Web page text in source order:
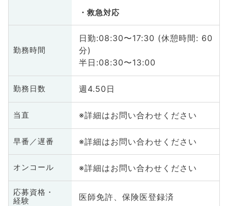
救急対応
勤務時間
日勤:08:30〜17:30 (休憩時間: 60
分)
半日:08:30〜13:00
勤務日数 週4.50日
当直 ※詳細はお問い合わせください
早番／遅番 ※詳細はお問い合わせください
オンコール ※詳細はお問い合わせください
応募資格・
経験
医師免許、保険医登録済